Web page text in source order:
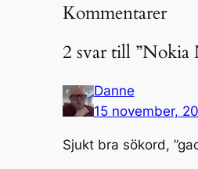
Kommentarer
2 svar till ”Nokia
Danne
15 november,
Sjukt bra sökord,